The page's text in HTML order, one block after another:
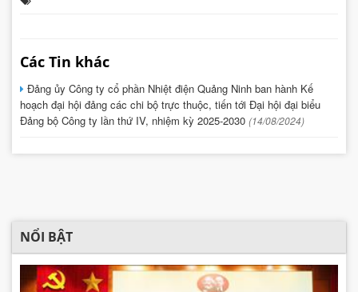
Các Tin khác
Đảng ủy Công ty cổ phần Nhiệt điện Quảng Ninh ban hành Kế
hoạch đại hội đảng các chi bộ trực thuộc, tiến tới Đại hội đại biểu
Đảng bộ Công ty lần thứ IV, nhiệm kỳ 2025-2030 (14/08/2024)
NỔI BẬT